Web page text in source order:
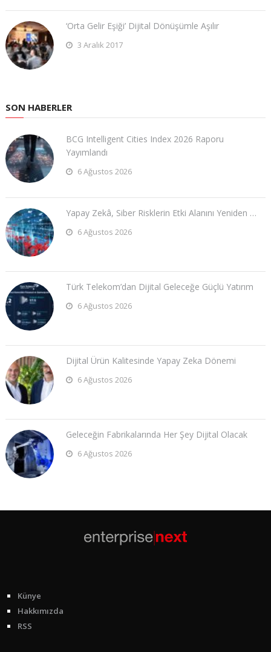
​‘Orta Gelir Eşiği’ Dijital Dönüşümle Aşılır
3 Aralık 2017
SON HABERLER
BCG Intelligent Cities Index 2026 Raporu
Yayımlandı
6 Ağustos 2026
Yapay Zekâ, Siber Risklerin Etki Alanını Yeniden …
6 Ağustos 2026
Türk Telekom’dan Dijital Geleceğe Güçlü Yatırım
6 Ağustos 2026
Dijital Ürün Kalitesinde Yapay Zeka Dönemi
6 Ağustos 2026
Geleceğin Fabrikalarında Her Şey Dijital Olacak
6 Ağustos 2026
Künye
Hakkımızda
RSS